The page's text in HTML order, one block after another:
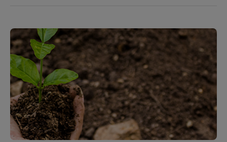
BT Pay
Evenimente
Podcast
The MacRO Zone